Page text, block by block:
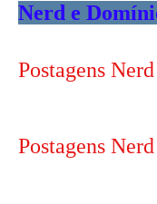
Nerd e
Postagens
Postagens